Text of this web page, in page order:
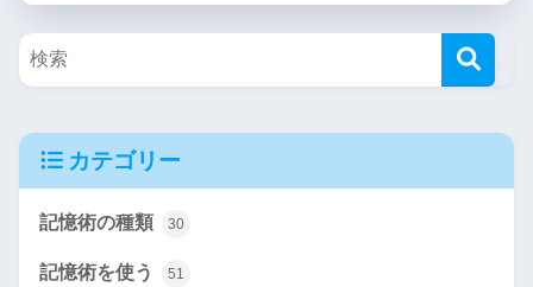
カテゴリー
記憶術の種類 30
記憶術を使う 51